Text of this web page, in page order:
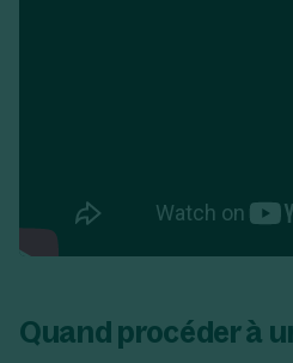
Quand procéder à